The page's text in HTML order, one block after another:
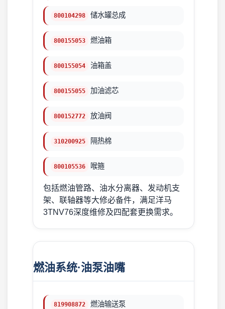
800104298 储水罐总成
800155053 燃油箱
800155054 油箱盖
800155055 加油滤芯
800152772 放油阀
310200925 隔热棉
800105536 喉箍
包括燃油管路、油水分离器、发动机支
架、联轴器等大修必备件，满足洋马
3TNV76深度维修及四配套更换需求。
燃油系统·油泵油嘴
819908872 燃油输送泵